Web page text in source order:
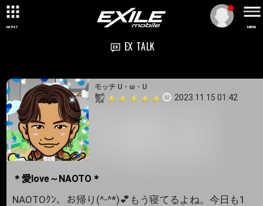
ARTIST MENU
EX TALK
モッチ U・ω・U
2023.11.15 01:42
＊愛love～NAOTO＊
NAOTOｸﾝ、お帰り(^-^*)💕もう寝てるよね。今日も1